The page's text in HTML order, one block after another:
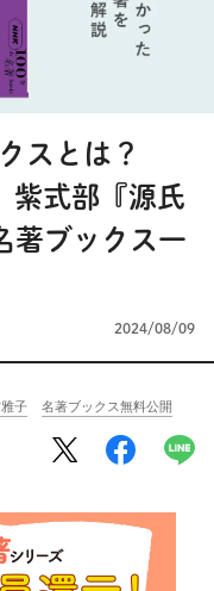
タリア語
ロシア語
短歌 囲碁
ハンドメイド
版新書
スとは？
紫式部『源氏
著ブックス一
2024/08/09
子 名著ブックス無料公開